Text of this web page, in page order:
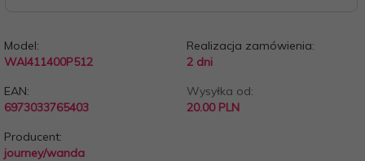
Model:
WAI411400P512
Realizacja zamówienia:
2 dni
EAN:
6973033765403
Wysyłka od:
20.00 PLN
Producent:
journey/wanda